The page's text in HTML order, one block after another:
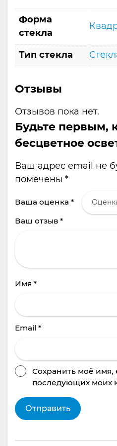
Форма
стекла
Тип стекла
Отзывы
Отзывов пока нет.
Будьте первым,
бесцветное
Ваш адрес email не
помечены *
Ваша оценка *
Ваш отзыв *
Имя *
Email *
Сохранить моё имя,
последующих моих